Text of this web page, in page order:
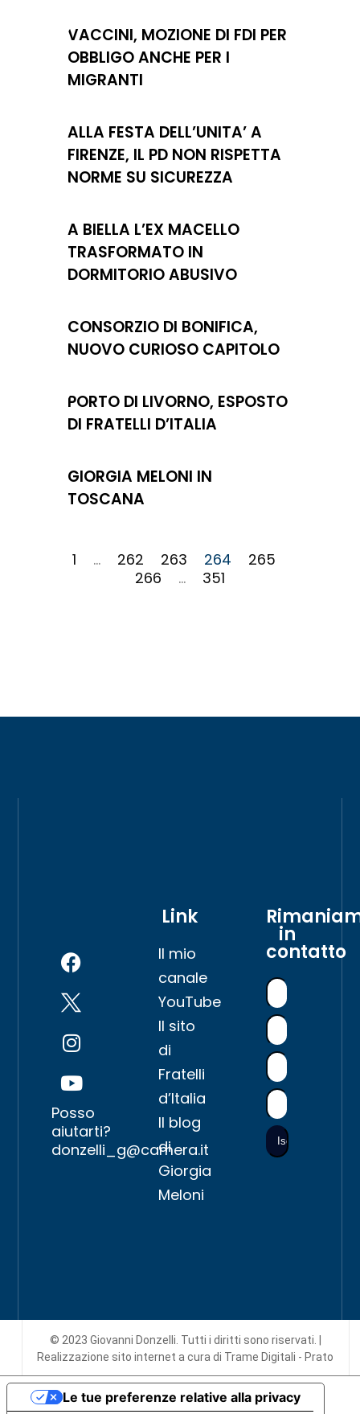
VACCINI, MOZIONE DI FDI PER
OBBLIGO ANCHE PER I
MIGRANTI
ALLA FESTA DELL’UNITA’ A
FIRENZE, IL PD NON RISPETTA
NORME SU SICUREZZA
A BIELLA L’EX MACELLO
TRASFORMATO IN
DORMITORIO ABUSIVO
CONSORZIO DI BONIFICA,
NUOVO CURIOSO CAPITOLO
PORTO DI LIVORNO, ESPOSTO
DI FRATELLI D’ITALIA
GIORGIA MELONI IN
TOSCANA
1 … 262 263 264
265
266
… 351
Posso
aiutarti?
donzelli_g@camera.it
Link
Il mio
canale
YouTube
Il sito
di
Fratelli
d’Italia
Il blog
di
Giorgia
Meloni
in
contatto
© 2023 Giovanni Donzelli. Tutti i diritti sono riservati. |
Realizzazione sito interneta cura di Trame Digitali - Prato
Le tue preferenze relative alla privacy